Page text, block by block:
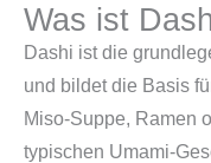
Was ist
Dashi ist die
und bildet die Basis
Miso-Suppe, Ramen
typischen Umami-